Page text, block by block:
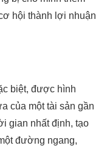
hội thành lợi nhuận
biệt, được hình
của một tài sản gần
gian nhất định, tạo
đường ngang,